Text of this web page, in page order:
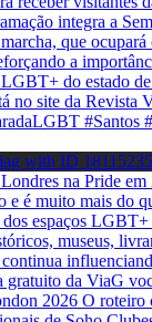
with ID